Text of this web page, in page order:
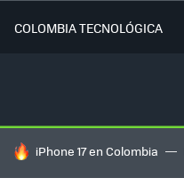
COLOMBIA TECNOLÓGICA
HOY SE HABLA DE
iPhone 17 en Colombia